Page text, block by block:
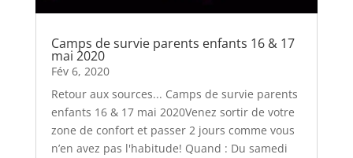
Camps de survie parents enfants 16 & 17
mai 2020
Fév 6, 2020
Retour aux sources... Camps de survie parents
enfants 16 & 17 mai 2020Venez sortir de votre
zone de confort et passer 2 jours comme vous
n’en avez pas l'habitude! Quand : Du samedi